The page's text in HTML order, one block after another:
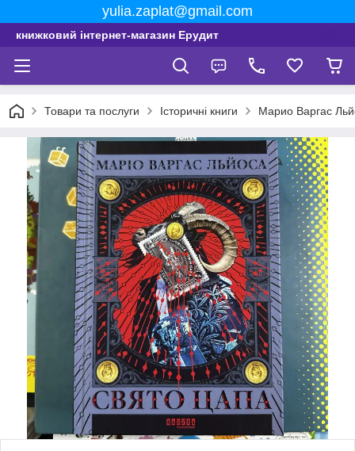
yulia.zaplat@gmail.com
книжковий інтернет-магазин Ерудит
Товари та послуги Історичні книги Марио Варгас